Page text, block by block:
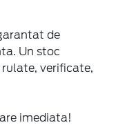
de
Un stoc
verificate,
imediata!